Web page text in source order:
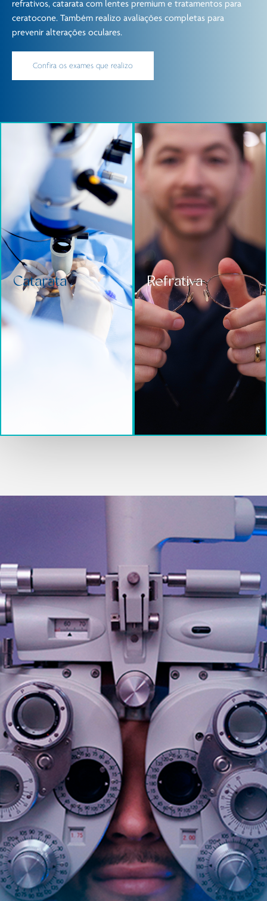
refrativos, catarata com lentes premium e tratamentos para
ceratocone. Também realizo avaliações completas para
prevenir alterações oculares.
Confira os exames que realizo
Catarata Refrativa